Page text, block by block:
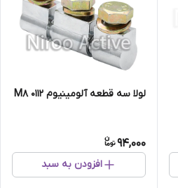
لولا سه قطعه آلومینیوم M۸ ۰۱۱۲
94,000
افزودن به سبد